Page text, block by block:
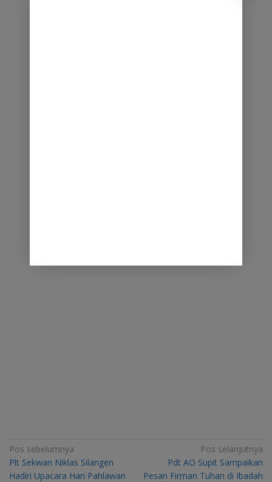
Navigasi
pos
Pos sebelumnya
Plt Sekwan Niklas Silangen
Hadiri Upacara Hari Pahlawan
Pos selanjutnya
Pdt AO Supit Sampaikan
Pesan Firman Tuhan di Ibadah